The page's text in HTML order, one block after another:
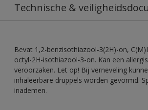
Technische &
Bevat 1,2-benzisothiazool-3(2H)-on,
octyl-2H-isothiazool-3-on. Kan een
veroorzaken. Let op! Bij verneveling
inhaleerbare druppels worden gevormd.
inademen.